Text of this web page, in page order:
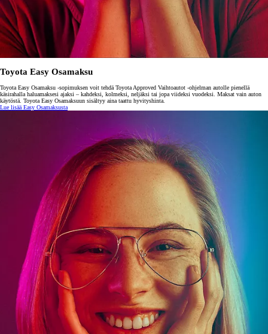
Toyota Easy Osamaksu
Toyota Easy Osamaksu -sopimuksen voit tehdä Toyota Approved Vaihtoautot -ohjelman autolle pienellä
käsirahalla haluamaksesi ajaksi – kahdeksi, kolmeksi, neljäksi tai jopa viideksi vuodeksi. Maksat vain auton
käytöstä. Toyota Easy Osamaksuun sisältyy aina taattu hyvityshinta.
Lue lisää Easy Osamaksusta